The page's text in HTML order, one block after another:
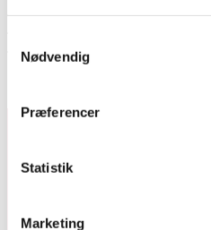
Nødvendig
Præferencer
Statistik
Marketing
Johnny Madsen. 70 x 80 (74 x 84) cm.
Sign up for our newsletter